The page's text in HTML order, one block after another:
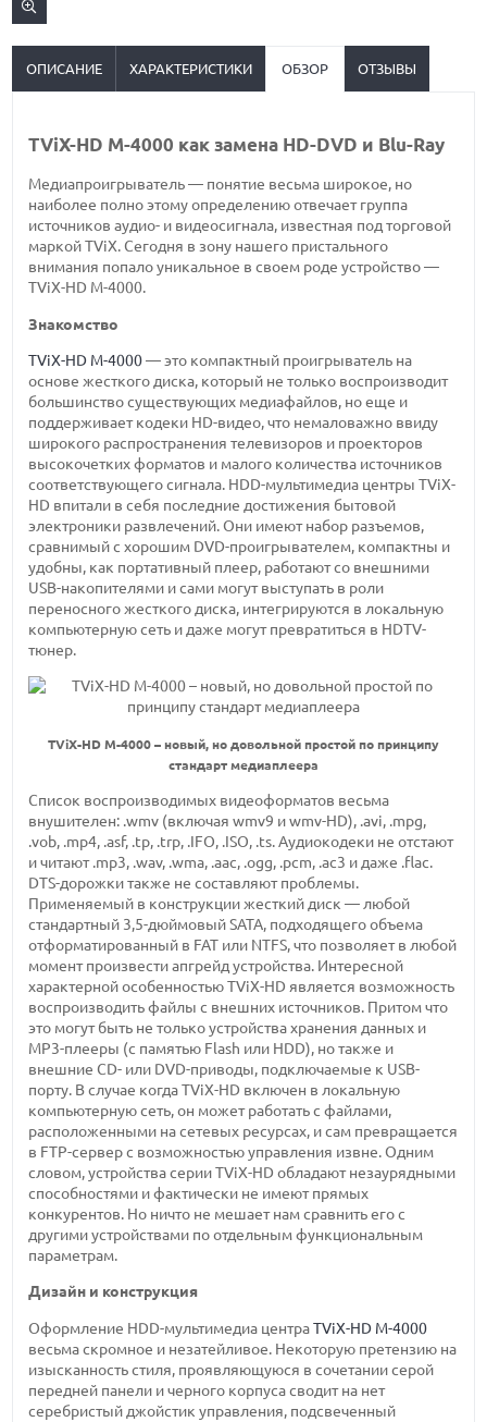
ОПИСАНИЕ ХАРАКТЕРИСТИКИ ОБЗОР ОТЗЫВЫ
TViX-HD M-4000 как замена HD-DVD и Blu-Ray
Медиапроигрыватель — понятие весьма широкое, но
наиболее полно этому определению отвечает группа
источников аудио- и видеосигнала, известная под торговой
маркой TViX. Сегодня в зону нашего пристального
внимания попало уникальное в своем роде устройство —
TViX-HD M-4000.
Знакомство
TViX-HD M-4000— это компактный проигрыватель на
основе жесткого диска, который не только воспроизводит
большинство существующих медиафайлов, но еще и
поддерживает кодеки HD-видео, что немаловажно ввиду
широкого распространения телевизоров и проекторов
высокочетких форматов и малого количества источников
соответствующего сигнала. HDD-мультимедиа центры TViX-
HD впитали в себя последние достижения бытовой
электроники развлечений. Они имеют набор разъемов,
сравнимый с хорошим DVD-проигрывателем, компактны и
удобны, как портативный плеер, работают со внешними
USB-накопителями и сами могут выступать в роли
переносного жесткого диска, интегрируются в локальную
компьютерную сеть и даже могут превратиться в HDTV-
тюнер.
TViX-HD M-4000 – новый, но довольной простой по принципу
стандарт медиаплеера
Список воспроизводимых видеоформатов весьма
внушителен: .wmv (включая wmv9 и wmv-HD), .avi, .mpg,
.vob, .mp4, .asf, .tp, .trp, .IFO, .ISO, .ts. Аудиокодеки не отстают
и читают .mp3, .wav, .wma, .aac, .ogg, .pcm, .ac3 и даже .flac.
DTS-дорожки также не составляют проблемы.
Применяемый в конструкции жесткий диск — любой
стандартный 3,5-дюймовый SATA, подходящего объема
отформатированный в FAT или NTFS, что позволяет в любой
момент произвести апгрейд устройства. Интересной
характерной особенностью TViX-HD является возможность
воспроизводить файлы с внешних источников. Притом что
это могут быть не только устройства хранения данных и
MP3-плееры (с памятью Flash или HDD), но также и
внешние CD- или DVD-приводы, подключаемые к USB-
порту. В случае когда TViX-HD включен в локальную
компьютерную сеть, он может работать с файлами,
расположенными на сетевых ресурсах, и сам превращается
в FTP-сервер с возможностью управления извне. Одним
словом, устройства серии TViX-HD обладают незаурядными
способностями и фактически не имеют прямых
конкурентов. Но ничто не мешает нам сравнить его с
другими устройствами по отдельным функциональным
параметрам.
Дизайн и конструкция
Оформление HDD-мультимедиа центраTViX-HD M-4000
весьма скромное и незатейливое. Некоторую претензию на
изысканность стиля, проявляющуюся в сочетании серой
передней панели и черного корпуса сводит на нет
серебристый джойстик управления, подсвеченный